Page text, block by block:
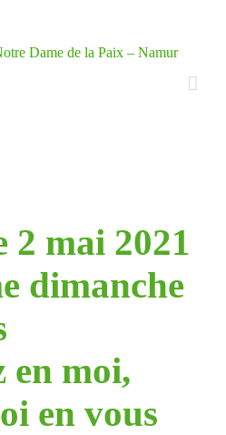
2 mai 2021
dimanche
en moi,
en vous